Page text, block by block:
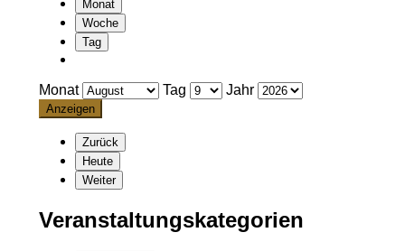
Monat
Woche
Tag
Monat Tag Jahr
Zurück
Heute
Weiter
Veranstaltungskategorien